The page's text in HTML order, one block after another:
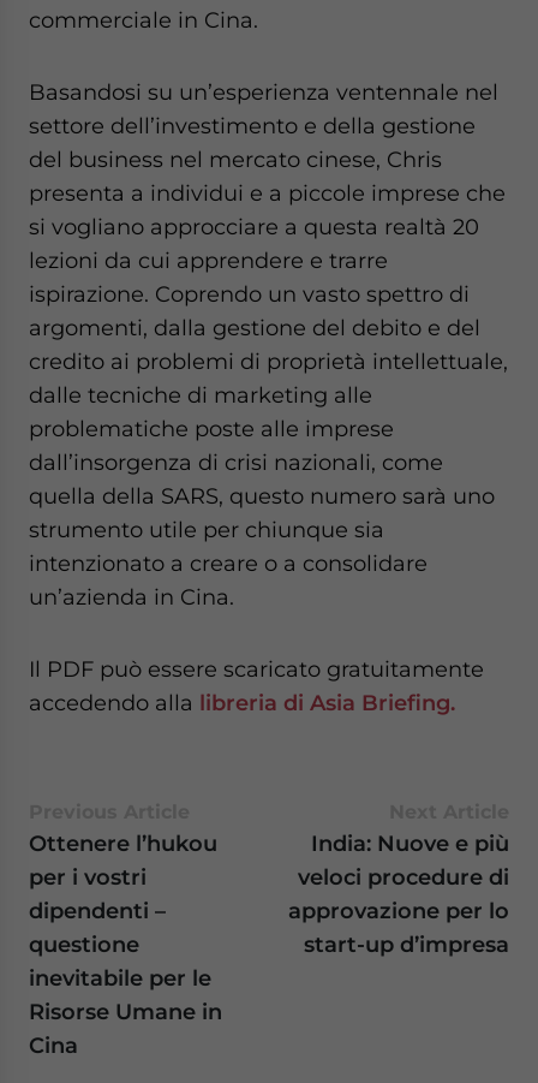
commerciale in Cina.
Basandosi su un’esperienza ventennale nel
settore dell’investimento e della gestione
del business nel mercato cinese, Chris
presenta a individui e a piccole imprese che
si vogliano approcciare a questa realtà 20
lezioni da cui apprendere e trarre
ispirazione. Coprendo un vasto spettro di
argomenti, dalla gestione del debito e del
credito ai problemi di proprietà intellettuale,
dalle tecniche di marketing alle
problematiche poste alle imprese
dall’insorgenza di crisi nazionali, come
quella della SARS, questo numero sarà uno
strumento utile per chiunque sia
intenzionato a creare o a consolidare
un’azienda in Cina.
Il PDF può essere scaricato gratuitamente
accedendo alla libreria di Asia Briefing.
Ottenere l’hukou
per i vostri
dipendenti –
questione
inevitabile per le
Risorse Umane in
Cina
India: Nuove e più
veloci procedure di
approvazione per lo
start-up d’impresa